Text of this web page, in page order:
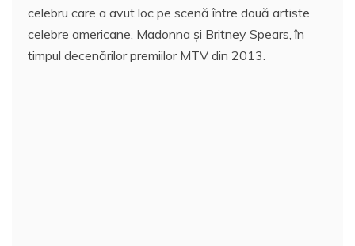
celebru care a avut loc pe scenă între două artiste
celebre americane, Madonna şi Britney Spears, în
timpul decenărilor premiilor MTV din 2013.